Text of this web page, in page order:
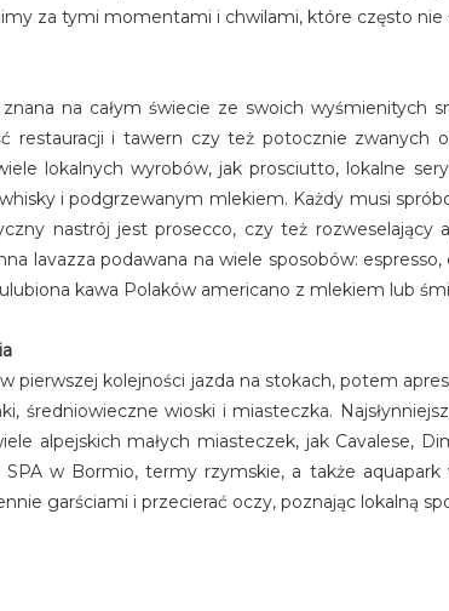
za tymi momentami i chwilami, które często nie
na całym świecie ze swoich wyśmienitych
restauracji i tawern czy też potocznie zwanych
lokalnych wyrobów, jak prosciutto, lokalne
i podgrzewanym mlekiem. Każdy musi
nastrój jest prosecco, czy też rozweselający
lavazza podawana na wiele sposobów:
kawa Polaków americano z mlekiem lub
pierwszej kolejności jazda na stokach, potem
średniowieczne wioski i miasteczka.
alpejskich małych miasteczek, jak Cavalese,
w Bormio, termy rzymskie, a także
garściami i przecierać oczy, poznając lokalną